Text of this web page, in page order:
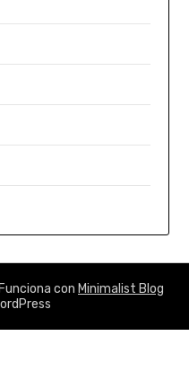
| Funciona con Minimalist Blog